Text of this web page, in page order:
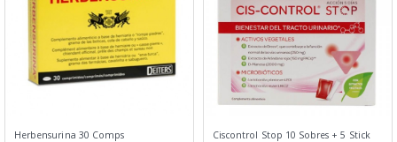
Herbensurina 30 Comps Ciscontrol Stop 10 Sobres + 5 Stick